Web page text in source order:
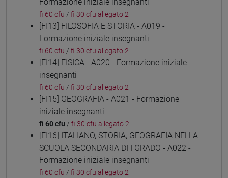
fi 60 cfu / fi 30 cfu allegato 2
[FI13] FILOSOFIA E STORIA - A019 -
Formazione iniziale insegnanti
fi 60 cfu / fi 30 cfu allegato 2
[FI14] FISICA - A020 - Formazione iniziale
insegnanti
fi 60 cfu / fi 30 cfu allegato 2
[FI15] GEOGRAFIA - A021 - Formazione
iniziale insegnanti
fi 60 cfu / fi 30 cfu allegato 2
[FI16] ITALIANO, STORIA, GEOGRAFIA NELLA
SCUOLA SECONDARIA DI I GRADO - A022 -
Formazione iniziale insegnanti
fi 60 cfu / fi 30 cfu allegato 2